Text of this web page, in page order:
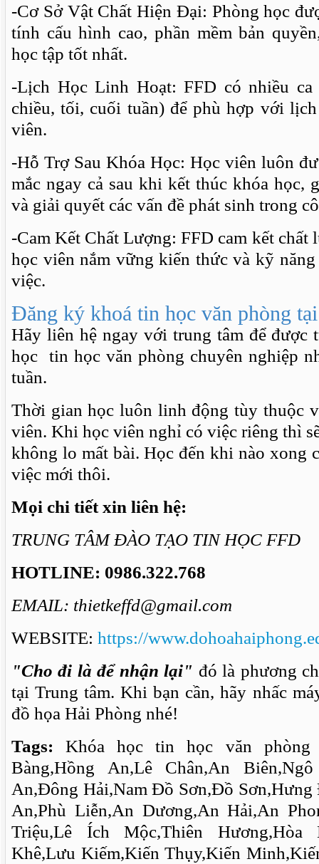
-Cơ Sở Vật Chất Hiện Đại: Phòng học
tính cấu hình cao, phần mềm bản
học tập tốt nhất.
-Lịch Học Linh Hoạt: FFD có nhiều ca
chiều, tối, cuối tuần) để phù hợp với
viên.
-Hỗ Trợ Sau Khóa Học: Học viên luôn
mắc ngay cả sau khi kết thúc khóa học,
và giải quyết các vấn đề phát sinh trong
-Cam Kết Chất Lượng: FFD cam kết chất
học viên nắm vững kiến thức và kỹ
việc.
Đăng ký khoá tin học văn phòng
Hãy liên hệ ngay với trung tâm để được
học tin học văn phòng chuyên nghiệp
tuần.
Thời gian học luôn linh động tùy thuộc
viên. Khi học viên nghỉ có việc riêng thì
không lo mất bài. Học đến khi nào xong
việc mới thôi.
Mọi chi tiết xin liên hệ:
TRUNG TÂM ĐÀO TẠO TIN HỌC FFD
HOTLINE: 0986.322.768
EMAIL: thietkeffd@gmail.com
WEBSITE: https://
"Cho đi là để nhận lại" đó là phương
tại Trung tâm. Khi bạn cần, hãy nhấc
đồ họa Hải Phòng nhé!
Tags: Khóa học tin học văn phòng
Bàng,Hồng An,Lê Chân,An
An,Đông Hải,Nam Đồ Sơn,Đồ
An,Phù Liễn,An Dương,An Hải,An
Triệu,Lê Ích Mộc,Thiên Hương,Hòa
Khê,Lưu Kiếm,Kiến Thụy,Kiến